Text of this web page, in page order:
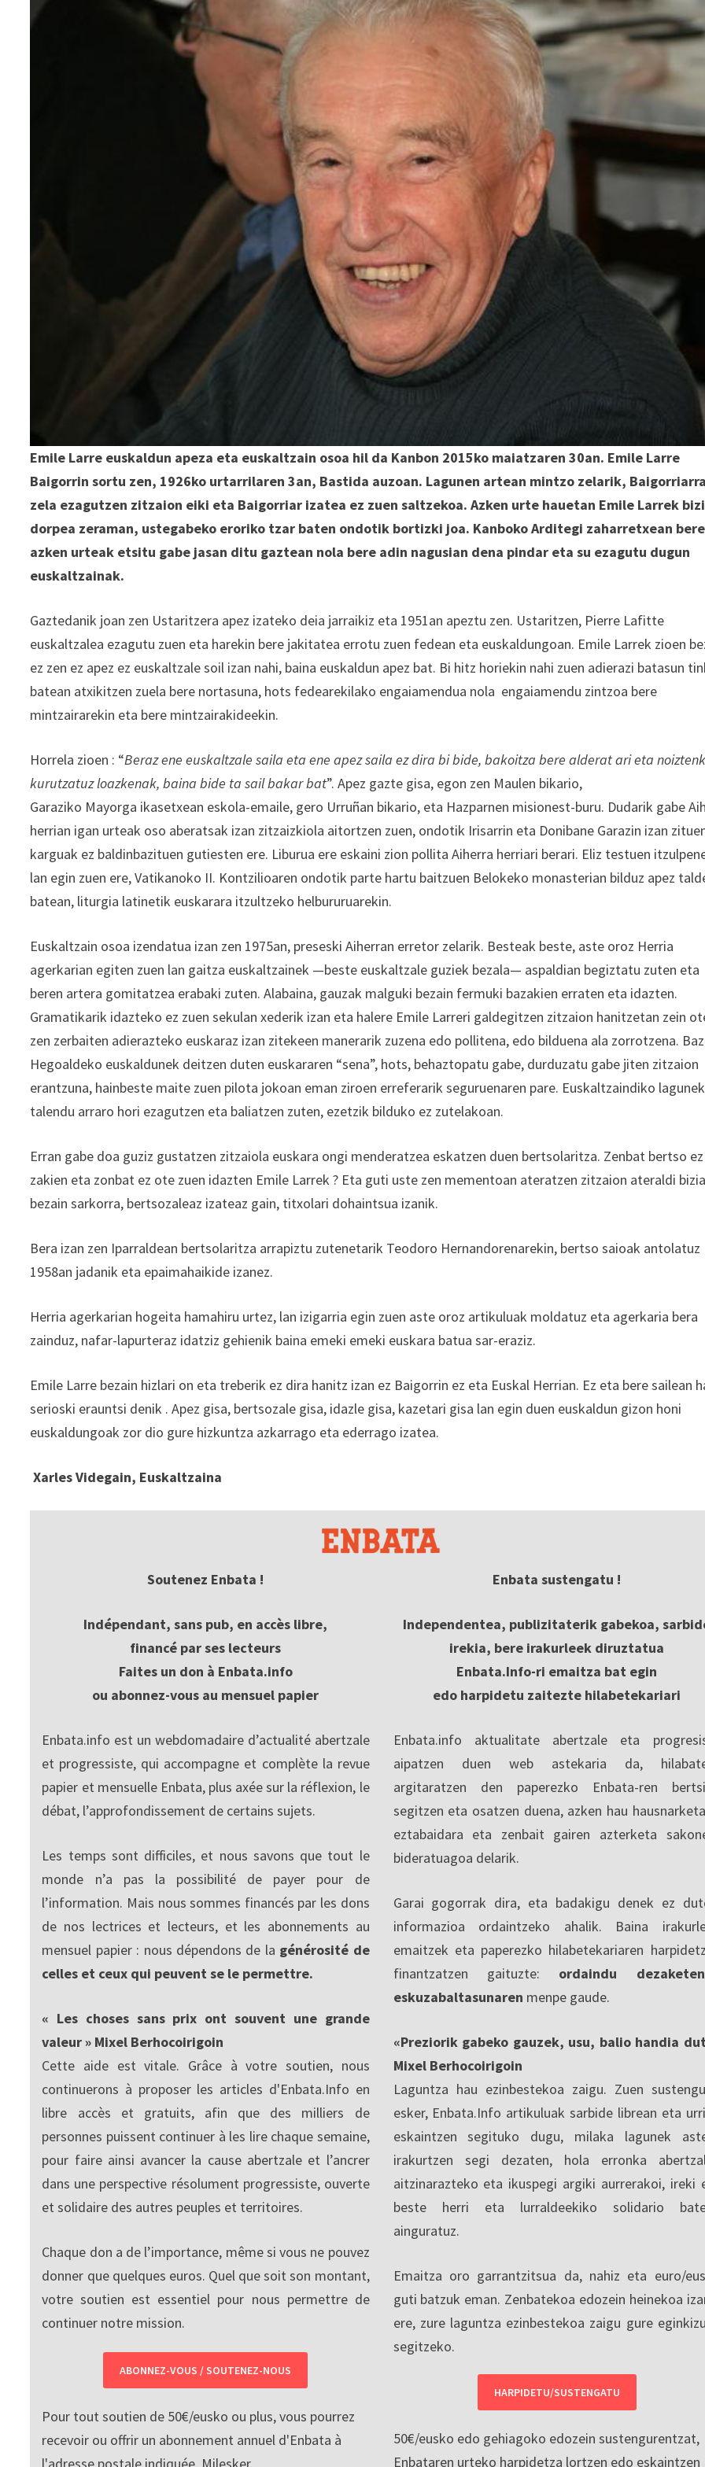
Emile Larre euskaldun apeza eta euskaltzain osoa hil da Kanbon 2015ko maiatzaren 30an. Emile Larre
Baigorrin sortu zen, 1926ko urtarrilaren 3an, Bastida auzoan. Lagunen artean mintzo zelarik, Baigorriarra
zela ezagutzen zitzaion eiki eta Baigorriar izatea ez zuen saltzekoa. Azken urte hauetan Emile Larrek
dorpea zeraman, ustegabeko eroriko tzar baten ondotik bortizki joa. Kanboko Arditegi zaharretxean bere
azken urteak etsitu gabe jasan ditu gaztean nola bere adin nagusian dena pindar eta su ezagutu dugun
euskaltzainak.
Gaztedanik joan zen Ustaritzera apez izateko deia jarraikiz eta 1951an apeztu zen. Ustaritzen, Pierre Lafitte
euskaltzalea ezagutu zuen eta harekin bere jakitatea errotu zuen fedean eta euskaldungoan. Emile Larrek zioen
ez zen ez apez ez euskaltzale soil izan nahi, baina euskaldun apez bat. Bi hitz horiekin nahi zuen adierazi batasun
batean atxikitzen zuela bere nortasuna, hots fedearekilako engaiamendua nola engaiamendu zintzoa bere
mintzairarekin eta bere mintzairakideekin.
Horrela zioen : “Beraz ene euskaltzale saila eta ene apez saila ez dira bi bide, bakoitza bere alderat ari eta
kurutzatuz loazkenak, baina bide ta sail bakar bat”. Apez gazte gisa, egon zen Maulen bikario,
Garaziko Mayorga ikasetxean eskola-emaile, gero Urruñan bikario, eta Hazparnen misionest-buru. Dudarik gabe
herrian igan urteak oso aberatsak izan zitzaizkiola aitortzen zuen, ondotik Irisarrin eta Donibane Garazin izan
karguak ez baldinbazituen gutiesten ere. Liburua ere eskaini zion pollita Aiherra herriari berari. Eliz testuen
lan egin zuen ere, Vatikanoko II. Kontzilioaren ondotik parte hartu baitzuen Belokeko monasterian bilduz apez
batean, liturgia latinetik euskarara itzultzeko helbururuarekin.
Euskaltzain osoa izendatua izan zen 1975an, preseski Aiherran erretor zelarik. Besteak beste, aste oroz Herria
agerkarian egiten zuen lan gaitza euskaltzainek —beste euskaltzale guziek bezala— aspaldian begiztatu zuten eta
beren artera gomitatzea erabaki zuten. Alabaina, gauzak malguki bezain fermuki bazakien erraten eta idazten.
Gramatikarik idazteko ez zuen sekulan xederik izan eta halere Emile Larreri galdegitzen zitzaion hanitzetan zein
zen zerbaiten adierazteko euskaraz izan zitekeen manerarik zuzena edo pollitena, edo bilduena ala zorrotzena.
Hegoaldeko euskaldunek deitzen duten euskararen “sena”, hots, behaztopatu gabe, durduzatu gabe jiten zitzaion
erantzuna, hainbeste maite zuen pilota jokoan eman ziroen erreferarik seguruenaren pare. Euskaltzaindiko lagunek
talendu arraro hori ezagutzen eta baliatzen zuten, ezetzik bilduko ez zutelakoan.
Erran gabe doa guziz gustatzen zitzaiola euskara ongi menderatzea eskatzen duen bertsolaritza. Zenbat bertso
zakien eta zonbat ez ote zuen idazten Emile Larrek ? Eta guti uste zen mementoan ateratzen zitzaion ateraldi bizia
bezain sarkorra, bertsozaleaz izateaz gain, titxolari dohaintsua izanik.
Bera izan zen Iparraldean bertsolaritza arrapiztu zutenetarik Teodoro Hernandorenarekin, bertso saioak antolatuz
1958an jadanik eta epaimahaikide izanez.
Herria agerkarian hogeita hamahiru urtez, lan izigarria egin zuen aste oroz artikuluak moldatuz eta agerkaria bera
zainduz, nafar-lapurteraz idatziz gehienik baina emeki emeki euskara batua sar-eraziz.
Emile Larre bezain hizlari on eta treberik ez dira hanitz izan ez Baigorrin ez eta Euskal Herrian. Ez eta bere sailean
serioski erauntsi denik . Apez gisa, bertsozale gisa, idazle gisa, kazetari gisa lan egin duen euskaldun gizon honi
euskaldungoak zor dio gure hizkuntza azkarrago eta ederrago izatea.
Xarles Videgain, Euskaltzaina
Soutenez Enbata !
Indépendant, sans pub, en accès libre,
financé par ses lecteurs
Faites un don à Enbata.info
ou abonnez-vous au mensuel papier
Enbata.info est un webdomadaire d’actualité abertzale
et progressiste, qui accompagne et complète la revue
papier et mensuelle Enbata, plus axée sur la réflexion, le
débat, l’approfondissement de certains sujets.
Les temps sont difficiles, et nous savons que tout le
monde n’a pas la possibilité de payer pour de
l’information. Mais nous sommes financés par les dons
de nos lectrices et lecteurs, et les abonnements au
mensuel papier : nous dépendons de la générosité de
celles et ceux qui peuvent se le permettre.
« Les choses sans prix ont souvent une grande
valeur » Mixel Berhocoirigoin
Cette aide est vitale. Grâce à votre soutien, nous
continuerons à proposer les articles d'Enbata.Info en
libre accès et gratuits, afin que des milliers de
personnes puissent continuer à les lire chaque semaine,
pour faire ainsi avancer la cause abertzale et l’ancrer
dans une perspective résolument progressiste, ouverte
et solidaire des autres peuples et territoires.
Chaque don a de l’importance, même si vous ne pouvez
donner que quelques euros. Quel que soit son montant,
votre soutien est essentiel pour nous permettre de
continuer notre mission.
ABONNEZ-VOUS / SOUTENEZ-NOUS
Pour tout soutien de 50€/eusko ou plus, vous pourrez
recevoir ou offrir un abonnement annuel d'Enbata à
Enbata sustengatu !
Independentea, publizitaterik gabekoa,
irekia, bere irakurleek diruztatua
Enbata.Info-ri emaitza bat egin
edo harpidetu zaitezte hilabetekariari
Enbata.info aktualitate abertzale eta
aipatzen duen web astekaria da,
argitaratzen den paperezko Enbata-ren
segitzen eta osatzen duena, azken hau
eztabaidara eta zenbait gairen azterketa
bideratuagoa delarik.
Garai gogorrak dira, eta badakigu denek ez
informazioa ordaintzeko ahalik. Baina
emaitzek eta paperezko hilabetekariaren
finantzatzen gaituzte: ordaindu
eskuzabaltasunaren menpe gaude.
«Preziorik gabeko gauzek, usu, balio handia
Mixel Berhocoirigoin
Laguntza hau ezinbestekoa zaigu. Zuen
esker, Enbata.Info artikuluak sarbide librean eta
eskaintzen segituko dugu, milaka lagunek
irakurtzen segi dezaten, hola erronka
aitzinarazteko eta ikuspegi argiki aurrerakoi, ireki
beste herri eta lurraldeekiko solidario
ainguratuz.
Emaitza oro garrantzitsua da, nahiz eta euro/
guti batzuk eman. Zenbatekoa edozein heinekoa
ere, zure laguntza ezinbestekoa zaigu gure
segitzeko.
HARPIDETU/SUSTENGATU
50€/eusko edo gehiagoko edozein sustengurentzat,
Enbataren urteko harpidetza lortzen edo eskaintzen